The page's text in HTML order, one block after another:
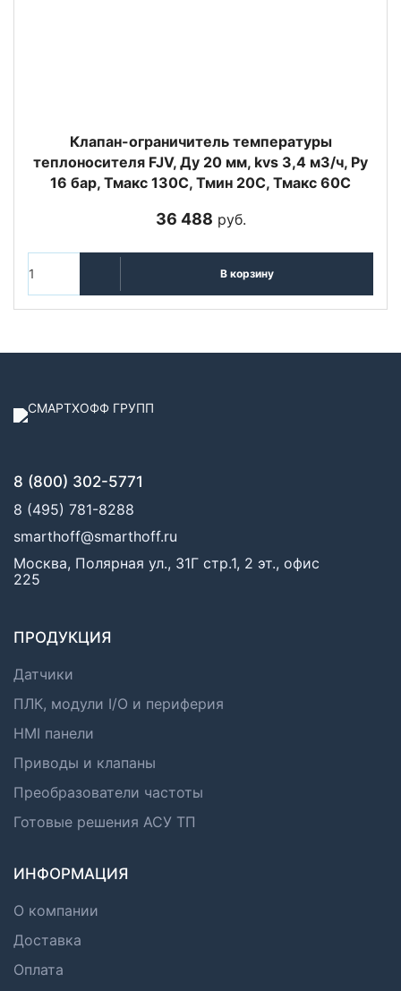
Клапан-ограничитель температуры
теплоносителя FJV, Ду 20 мм, kvs 3,4 м3/ч, Py
16 бар, Тмакс 130С, Тмин 20С, Тмакс 60C
36 488 руб.
В корзину
8 (800) 302-5771
8 (495) 781-8288
smarthoff@smarthoff.ru
Москва, Полярная ул., 31Г стр.1, 2 эт., офис
225
ПРОДУКЦИЯ
Датчики
ПЛК, модули I/O и периферия
HMI панели
Приводы и клапаны
Преобразователи частоты
Готовые решения АСУ ТП
ИНФОРМАЦИЯ
О компании
Доставка
Оплата